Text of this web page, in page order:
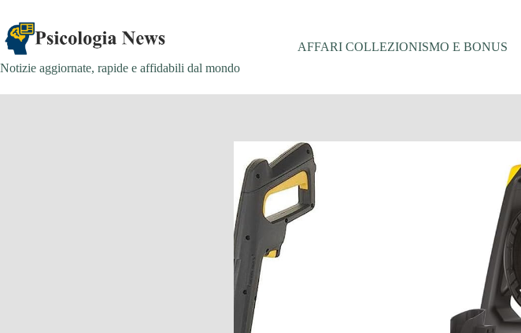
contenuto
Notizie aggiornate, rapide e affidabili dal mondo
AFFARI COLLEZIONISMO E BONUS